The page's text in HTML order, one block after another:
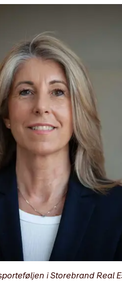
i Storebrand Real